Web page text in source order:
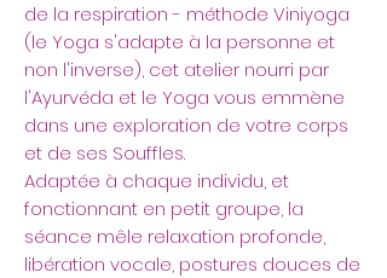
de la respiration - méthode Viniyoga
(le Yoga s'adapte à la personne et
non l'inverse), cet atelier nourri par
l'Ayurvéda et le Yoga vous emmène
dans une exploration de votre corps
et de ses Souffles.
Adaptée à chaque individu, et
fonctionnant en petit groupe, la
séance mêle relaxation profonde,
libération vocale, postures douces de